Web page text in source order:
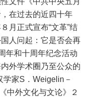
在过去的近四十年
月正式宣布“文革”结
人问起：它是否会再
年和十周年纪念活动
外学术圈乃至公众的
学家S．Weigelin－
中外文化与文论》２